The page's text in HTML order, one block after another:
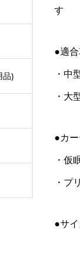
す
●適
・中
・大
●カ
・仮
・プ
●サ
品)